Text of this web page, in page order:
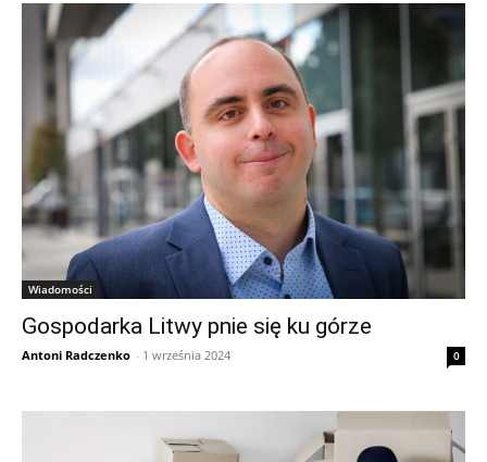
Wiadomości
Gospodarka Litwy pnie się ku górze
Antoni Radczenko - 1 września 2024 0